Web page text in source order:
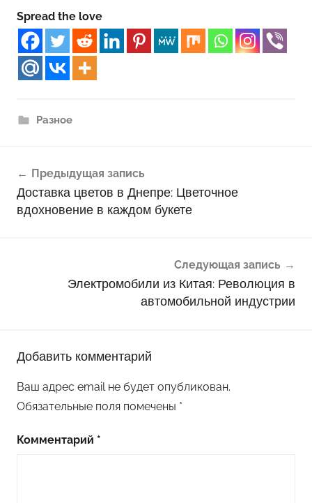
Spread the love
Разное
по
записям
Предыдущая запись
Доставка цветов в Днепре: Цветочное
вдохновение в каждом букете
Следующая запись
Электромобили из Китая: Революция в
автомобильной индустрии
Добавить комментарий
Ваш адрес email не будет опубликован.
Обязательные поля помечены *
Комментарий *